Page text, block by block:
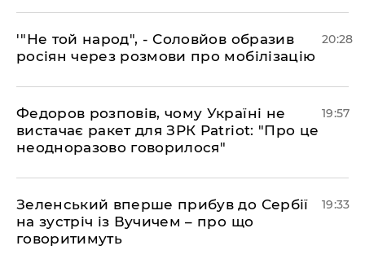
​'"Не той народ", - Соловйов образив
росіян через розмови про мобілізацію
20:28
​Федоров розповів, чому Україні не
вистачає ракет для ЗРК Patriot: "Про це
неодноразово говорилося"
19:57
​Зеленський вперше прибув до Сербії
на зустріч із Вучичем – про що
говоритимуть
19:33